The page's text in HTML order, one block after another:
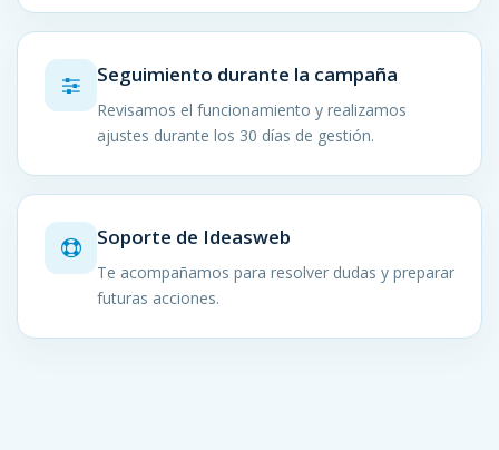
Seguimiento durante la campaña
Revisamos el funcionamiento y realizamos
ajustes durante los 30 días de gestión.
Soporte de Ideasweb
Te acompañamos para resolver dudas y preparar
futuras acciones.